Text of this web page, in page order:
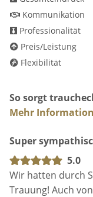
Gerne könnt ihr
Webseite oder
vorbeischauen.
Kommunikation
Professionalität
Preis/Leistung
Flexibilität
So sorgt
Mehr
Super
5.0
Wir hatten durch
Trauung! Auch